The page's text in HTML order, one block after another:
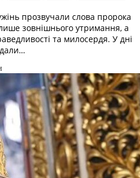
прозвучали слова пророка
зовнішнього утримання, а
та милосердя. У дні